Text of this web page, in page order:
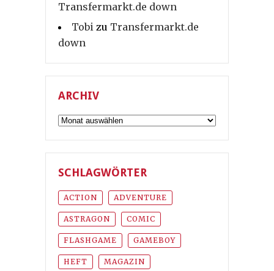
Transfermarkt.de down
Tobi zu Transfermarkt.de
down
ARCHIV
Archiv
SCHLAGWÖRTER
ACTION ADVENTURE
ASTRAGON COMIC
FLASHGAME GAMEBOY
HEFT MAGAZIN